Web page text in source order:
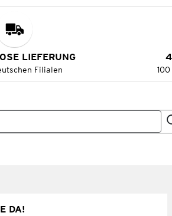
LIEFERUNG
Filialen
DA!